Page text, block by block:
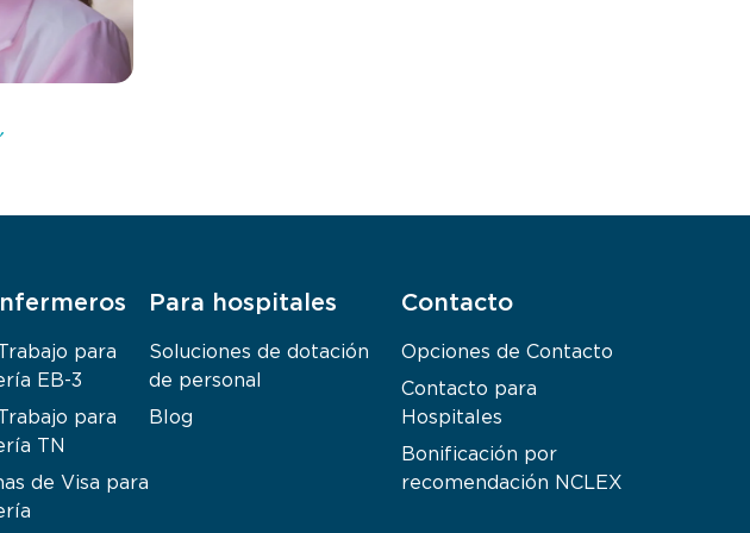
para
EB-3
para
TN
de Visa para
Para hospitales
Soluciones de dotación
de personal
Blog
Contacto
Opciones de Contacto
Contacto para
Hospitales
Bonificación por
recomendación NCLEX